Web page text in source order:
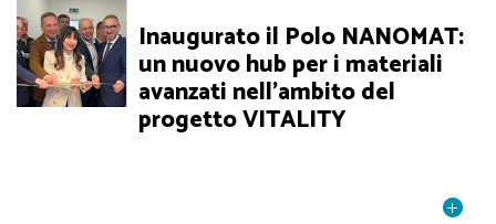
Inaugurato il Polo NANOMAT:
un nuovo hub per i materiali
avanzati nell’ambito del
progetto VITALITY